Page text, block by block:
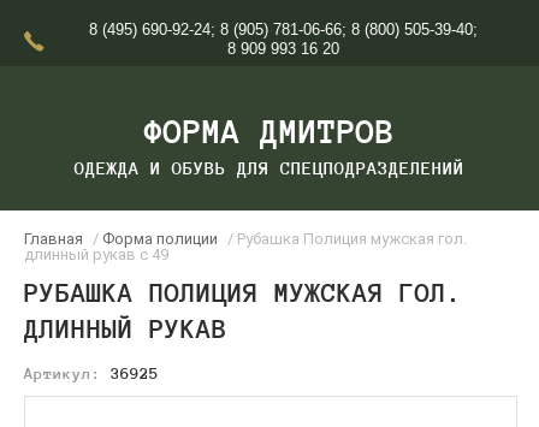
8 (495) 690-92-24; 8 (905) 781-06-66; 8 (800) 505-39-40;
8 909 993 16 20
ФОРМА ДМИТРОВ
ОДЕЖДА И ОБУВЬ ДЛЯ СПЕЦПОДРАЗДЕЛЕНИЙ
Главная / Форма полиции
/ Рубашка Полиция мужская гол.
длинный рукав с 49
РУБАШКА ПОЛИЦИЯ МУЖСКАЯ ГОЛ.
ДЛИННЫЙ РУКАВ
Артикул: 36925